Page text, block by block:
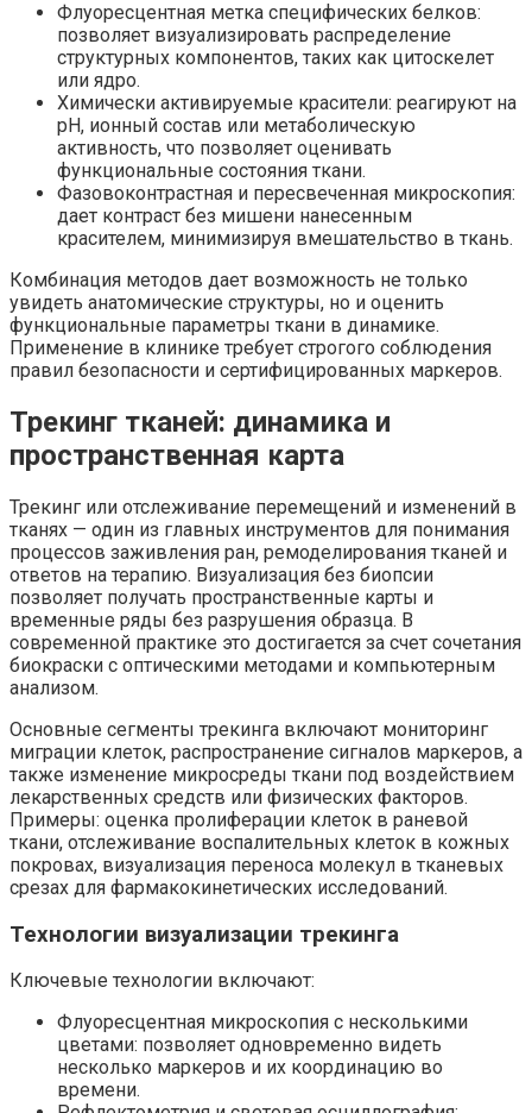
Флуоресцентная метка специфических белков:
позволяет визуализировать распределение
структурных компонентов, таких как цитоскелет
или ядро.
Химически активируемые красители: реагируют на
pH, ионный состав или метаболическую
активность, что позволяет оценивать
функциональные состояния ткани.
Фазовоконтрастная и пересвеченная микроскопия:
дает контраст без мишени нанесенным
красителем, минимизируя вмешательство в ткань.
Комбинация методов дает возможность не только
увидеть анатомические структуры, но и оценить
функциональные параметры ткани в динамике.
Применение в клинике требует строгого соблюдения
правил безопасности и сертифицированных маркеров.
Трекинг тканей: динамика и
пространственная карта
Трекинг или отслеживание перемещений и изменений в
тканях — один из главных инструментов для понимания
процессов заживления ран, ремоделирования тканей и
ответов на терапию. Визуализация без биопсии
позволяет получать пространственные карты и
временные ряды без разрушения образца. В
современной практике это достигается за счет сочетания
биокраски с оптическими методами и компьютерным
анализом.
Основные сегменты трекинга включают мониторинг
миграции клеток, распространение сигналов маркеров, а
также изменение микросреды ткани под воздействием
лекарственных средств или физических факторов.
Примеры: оценка пролиферации клеток в раневой
ткани, отслеживание воспалительных клеток в кожных
покровах, визуализация переноса молекул в тканевых
срезах для фармакокинетических исследований.
Технологии визуализации трекинга
Ключевые технологии включают:
Флуоресцентная микроскопия с несколькими
цветами: позволяет одновременно видеть
несколько маркеров и их координацию во
времени.